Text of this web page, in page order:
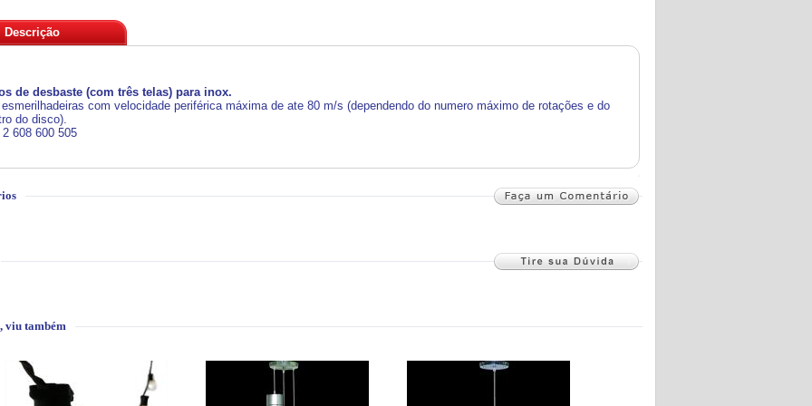
Descrição
de desbaste (com três telas) para inox.
com velocidade periférica máxima de ate 80 m/s (dependendo do numero máximo de rotações e do
do disco).
608 600 505
viu também